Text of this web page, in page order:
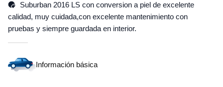
Suburban 2016 LS con conversion a piel de excelente
calidad, muy cuidada,con excelente mantenimiento con
pruebas y siempre guardada en interior.
Información básica